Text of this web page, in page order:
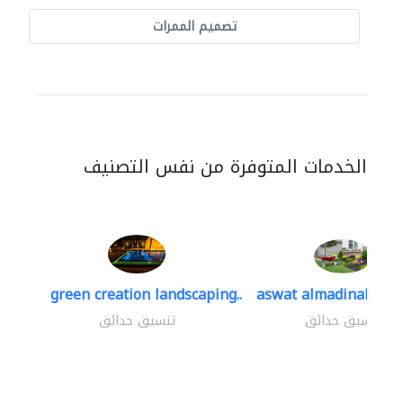
تصميم الممرات
الخدمات المتوفرة من نفس التصنيف
green creation landscaping..
تنسيق حدائق
aswat almadinah
تنسيق حدائق